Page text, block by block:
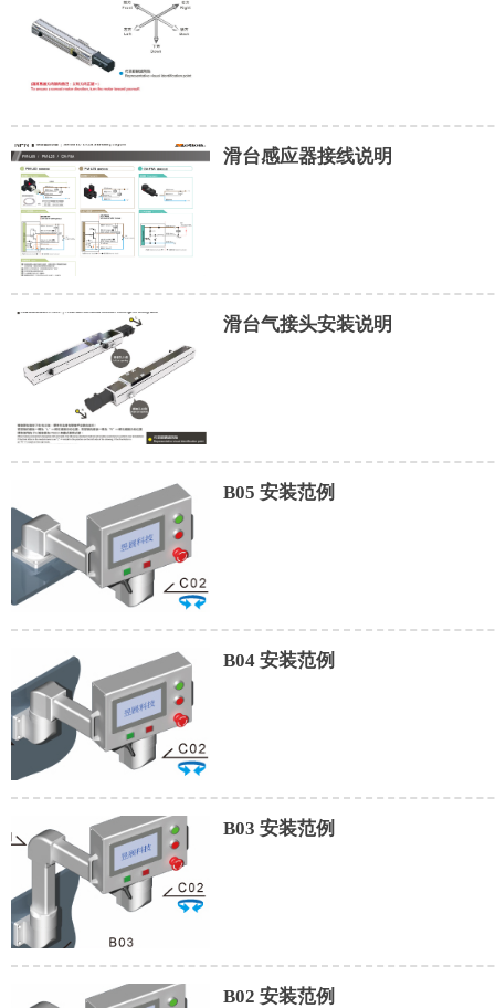
滑台感应器接线说明
滑台气接头安装说明
B05 安装范例
B04 安装范例
B03 安装范例
B02 安装范例